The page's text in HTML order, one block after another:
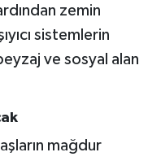
zemin
sistemlerin
ve sosyal alan
mağdur